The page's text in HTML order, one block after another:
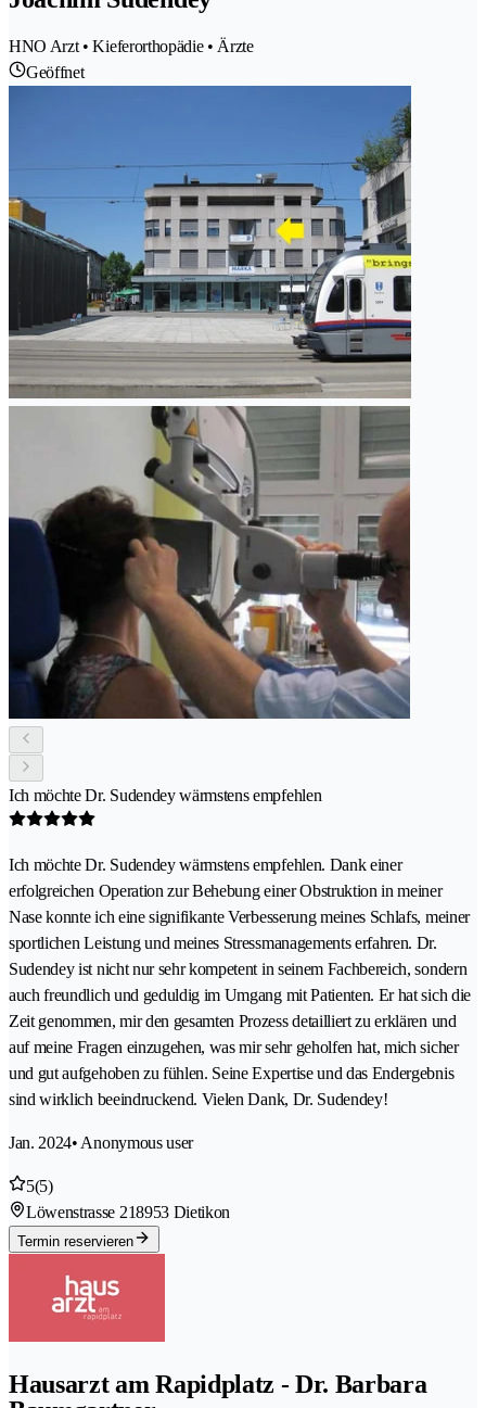
HNO Arzt • Kieferorthopädie • Ärzte
Geöffnet
Ich möchte Dr. Sudendey wärmstens empfehlen
Ich möchte Dr. Sudendey wärmstens empfehlen. Dank einer
erfolgreichen Operation zur Behebung einer Obstruktion in meiner
Nase konnte ich eine signifikante Verbesserung meines Schlafs, meiner
sportlichen Leistung und meines Stressmanagements erfahren. Dr.
Sudendey ist nicht nur sehr kompetent in seinem Fachbereich, sondern
auch freundlich und geduldig im Umgang mit Patienten. Er hat sich die
Zeit genommen, mir den gesamten Prozess detailliert zu erklären und
auf meine Fragen einzugehen, was mir sehr geholfen hat, mich sicher
und gut aufgehoben zu fühlen. Seine Expertise und das Endergebnis
sind wirklich beeindruckend. Vielen Dank, Dr. Sudendey!
Jan. 2024• Anonymous user
5(5)
Löwenstrasse 218953 Dietikon
Termin reservieren
Hausarzt am Rapidplatz - Dr. Barbara